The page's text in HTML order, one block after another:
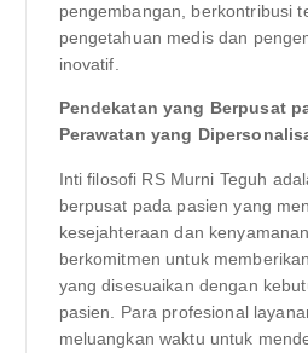
pengembangan, berkontribusi
pengetahuan medis dan
inovatif.
Pendekatan yang Berpusat
Perawatan yang
Inti filosofi RS Murni Teguh
berpusat pada pasien yang
kesejahteraan dan
berkomitmen untuk
yang disesuaikan dengan
pasien. Para profesional
meluangkan waktu untuk